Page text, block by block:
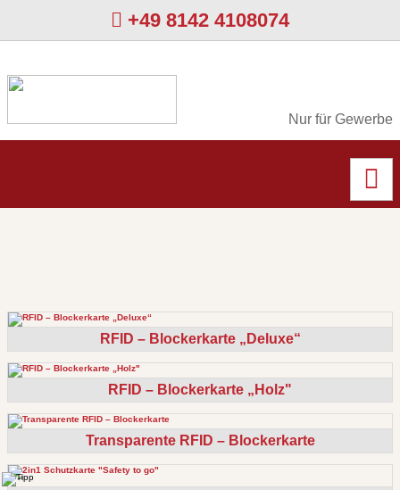
+49 8142 4108074
Nur für Gewerbe
RFID – Blockerkarte „Deluxe“
RFID – Blockerkarte „Holz"
Transparente RFID – Blockerkarte